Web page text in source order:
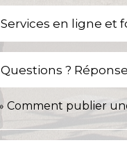
Services en ligne et
Questions ?
Comment publier